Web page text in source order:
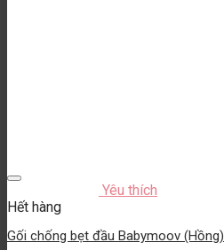
Yêu thích
Hết hàng
Gối chống bẹt đầu Babymoov (Hồng)